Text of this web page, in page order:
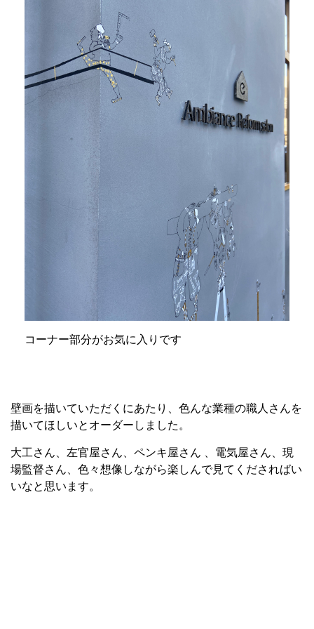
コーナー部分がお気に入りです
壁画を描いていただくにあたり、色んな業種の職人さんを
描いてほしいとオーダーしました。
大工さん、左官屋さん、ペンキ屋さん 、電気屋さん、現
場監督さん、色々想像しながら楽しんで見てくださればい
いなと思います。